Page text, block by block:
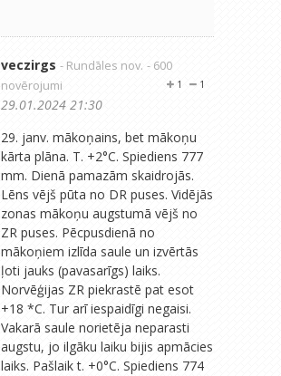
veczirgs - Rundāles nov. - 600
novērojumi
1
1
29.01.2024 21:30
29. janv. mākoņains, bet mākoņu
kārta plāna. T. +2°C. Spiediens 777
mm. Dienā pamazām skaidrojās.
Lēns vējš pūta no DR puses. Vidējās
zonas mākoņu augstumā vējš no
ZR puses. Pēcpusdienā no
mākoņiem izlīda saule un izvērtās
ļoti jauks (pavasarīgs) laiks.
Norvēģijas ZR piekrastē pat esot
+18 *C. Tur arī iespaidīgi negaisi.
Vakarā saule norietēja neparasti
augstu, jo ilgāku laiku bijis apmācies
laiks. Pašlaik t. +0°C. Spiediens 774